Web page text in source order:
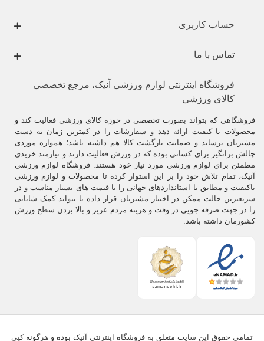
حساب کاربری
تماس با ما
فروشگاه اینترنتی لوازم ورزشی آنیک، مرجع تخصصی
کالای ورزشی
فروشگاهی که بتواند بصورت تخصصی در حوزه کالای ورزشی فعالیت کند و
محصولات با کیفیت ارائه دهد و سفارشات را در کمترین زمان به دست
مشتریان برساند و ضمانت بازگشت کالا هم داشته باشد؛ همواره موردی
چالش برانگیز برای کسانی بوده که در ورزش فعالیت دارند و نیازمند خریدی
مطمئن برای لوازم ورزشی مورد نیاز خود هستند. فروشگاه لوازم ورزشی
آنیک، تمام تلاش خود را بر این استوار کرده تا محصولات و لوازم ورزشی
باکیفیت و مطابق با استانداردهای جهانی را با قیمت های بسیار مناسب و در
سریعترین حالت ممکن در اختیار مشتریان قرار داده تا بتواند کمک شایانی
را در جهت صرفه جویی در وقت و هزینه مردم عزیز و بالا بردن سطح ورزش
کشورمان داشته باشد.
تمامی حقوق این سایت متعلق به فروشگاه اینترنتی آنیک بوده و هرگونه کپی